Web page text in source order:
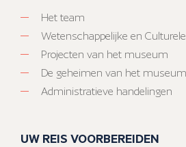
Het team
Wetenschappelijke en
Projecten van het museum
De geheimen van het museum
Administratieve handelingen
UW REIS VOORBEREIDEN